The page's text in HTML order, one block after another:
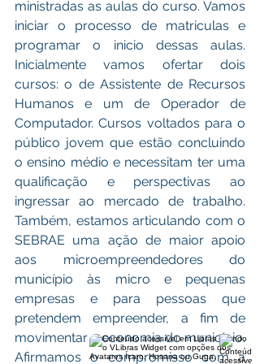
ministradas as aulas do curso. Vamos
iniciar o processo de matriculas e
programar o inicio dessas aulas.
Inicialmente vamos ofertar dois
cursos: o de Assistente de Recursos
Humanos e um de Operador de
Computador. Cursos voltados para o
público jovem que estão concluindo
o ensino médio e necessitam ter uma
qualificação e perspectivas ao
ingressar ao mercado de trabalho.
Também, estamos articulando com o
SEBRAE uma ação de maior apoio
aos microempreendedores do
município às micro e pequenas
empresas e para pessoas que
pretendem empreender, a fim de
movimentar a economia do município.
Afirmamos o compromisso com a